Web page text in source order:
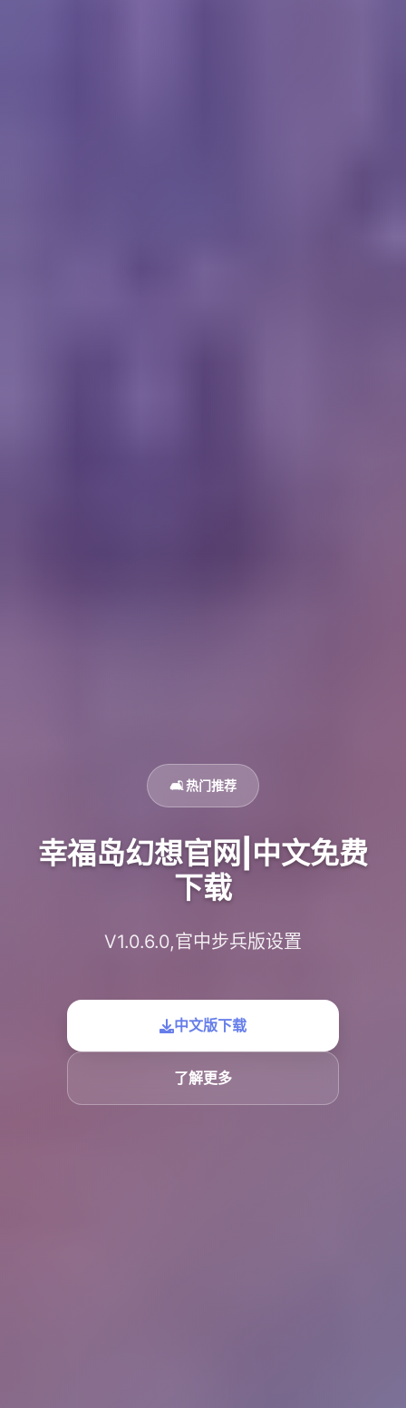
🛋️ 热门推荐
幸福岛幻想官网|中文免费
下载
V1.0.6.0,官中步兵版设置
中文版下载
了解更多